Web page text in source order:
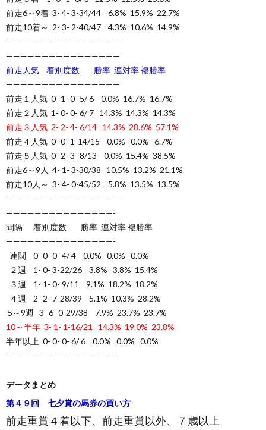
前走6～9着 3- 4- 3-34/44 6.8% 15.9% 22.7%
前走10着～ 2- 3- 2-40/47 4.3% 10.6% 14.9%
————————————————
————————————————
前走人気 着別度数 勝率 連対率 複勝率
————————————————
前走１人気 0- 1- 0- 5/ 6 0.0% 16.7% 16.7%
前走２人気 1- 0- 0- 6/ 7 14.3% 14.3% 14.3%
前走３人気 2- 2- 4- 6/14 14.3% 28.6% 57.1%
前走４人気 0- 0- 1-14/15 0.0% 0.0% 6.7%
前走５人気 0- 2- 3- 8/13 0.0% 15.4% 38.5%
前走6～9人 4- 1- 3-30/38 10.5% 13.2% 21.1%
前走10人～ 3- 4- 0-45/52 5.8% 13.5% 13.5%
————————————————
———————————————-
間隔 着別度数 勝率 連対率 複勝率
———————————————-
連闘 0- 0- 0- 4/ 4 0.0% 0.0% 0.0%
２週 1- 0- 3-22/26 3.8% 3.8% 15.4%
３週 1- 1- 0- 9/11 9.1% 18.2% 18.2%
４週 2- 2- 7-28/39 5.1% 10.3% 28.2%
5～9週 3- 6- 0-29/38 7.9% 23.7% 23.7%
10～半年 3- 1- 1-16/21 14.3% 19.0% 23.8%
半年以上 0- 0- 0- 6/ 6 0.0% 0.0% 0.0%
———————————————-
データまとめ
第４９回 七夕賞の馬券の買い方
前走重賞４着以下、前走重賞以外、７歳以上